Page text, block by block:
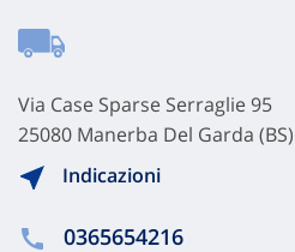
Via Case Sparse Serraglie 95
25080 Manerba Del Garda (BS)
Indicazioni
0365654216